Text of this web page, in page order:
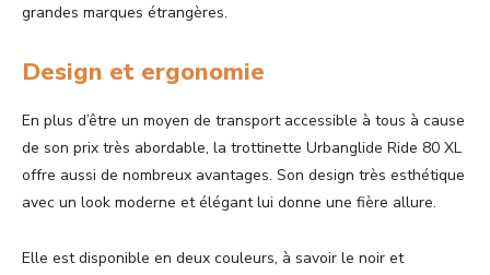
grandes marques étrangères.
Design et ergonomie
En plus d’être un moyen de transport accessible à tous à cause
de son prix très abordable, la trottinette Urbanglide Ride 80 XL
offre aussi de nombreux avantages. Son design très esthétique
avec un look moderne et élégant lui donne une fière allure.
Elle est disponible en deux couleurs, à savoir le noir et